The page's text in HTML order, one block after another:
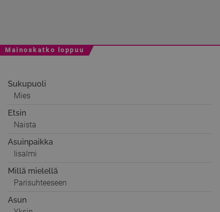
Mainoskatko loppuu
Sukupuoli
Mies
Etsin
Naista
Asuinpaikka
Iisalmi
Millä mielellä
Parisuhteeseen
Asun